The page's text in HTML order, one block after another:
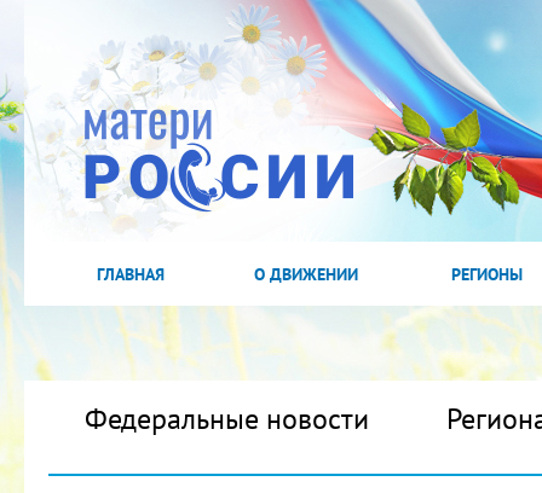
ГЛАВНАЯ О ДВИЖЕНИИ РЕГИОНЫ
Федеральные новости